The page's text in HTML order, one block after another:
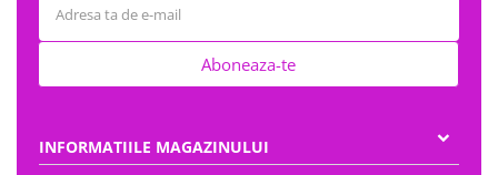
Aboneaza-te
INFORMATIILE MAGAZINULUI